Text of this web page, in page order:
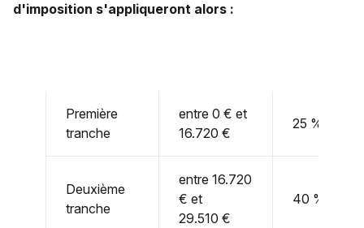
d'imposition s'appliqueront alors :
Première
tranche
entre 0 € et
16.720 €
25 %
Deuxième
tranche
entre 16.720
€ et
29.510 €
40 %